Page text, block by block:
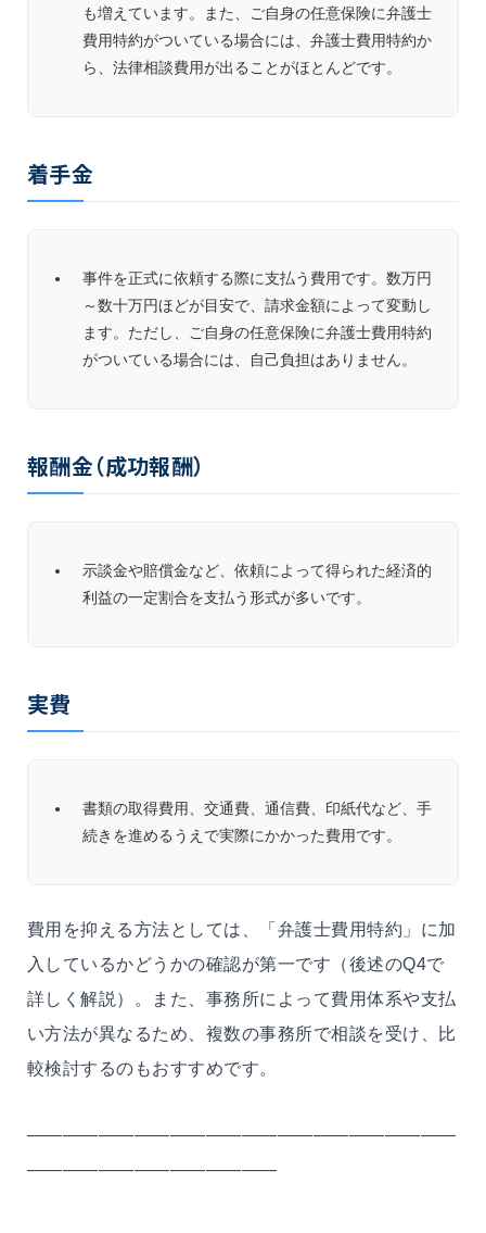
も増えています。また、ご自身の任意保険に弁護士
費用特約がついている場合には、弁護士費用特約か
ら、法律相談費用が出ることがほとんどです。
着手金
事件を正式に依頼する際に支払う費用です。数万円
～数十万円ほどが目安で、請求金額によって変動し
ます。ただし、ご自身の任意保険に弁護士費用特約
がついている場合には、自己負担はありません。
報酬金（成功報酬）
示談金や賠償金など、依頼によって得られた経済的
利益の一定割合を支払う形式が多いです。
実費
書類の取得費用、交通費、通信費、印紙代など、手
続きを進めるうえで実際にかかった費用です。
費用を抑える方法としては、「弁護士費用特約」に加
入しているかどうかの確認が第一です（後述のQ4で
詳しく解説）。また、事務所によって費用体系や支払
い方法が異なるため、複数の事務所で相談を受け、比
較検討するのもおすすめです。
――――――――――――――――――――――――
――――――――――――――